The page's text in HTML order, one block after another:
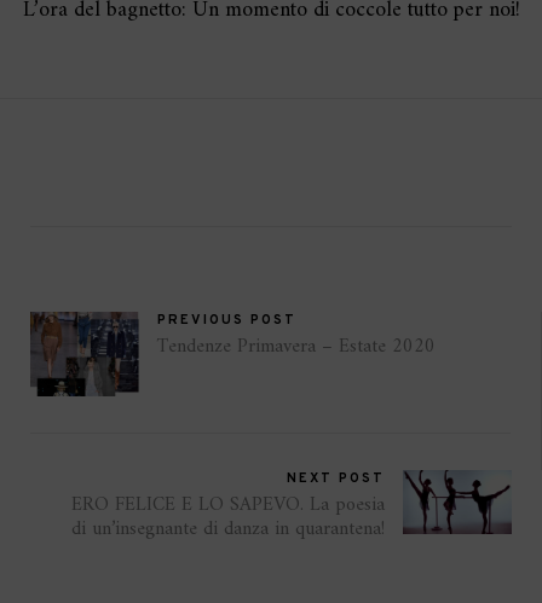
L’ora del bagnetto: Un momento di coccole tutto per noi!
PREVIOUS POST
Tendenze Primavera – Estate 2020
NEXT POST
ERO FELICE E LO SAPEVO. La poesia
di un’insegnante di danza in quarantena!